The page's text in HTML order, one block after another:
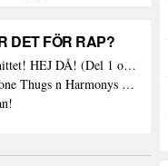
DET FÖR RAP?
27 Feb | Avsnitt 211! Sista avsnittet! HEJ DÅ! (Del 1 och 2)
9 Feb | Avsnitt 210! Special! Bone Thugs n Harmonys album E.1999 Eternal